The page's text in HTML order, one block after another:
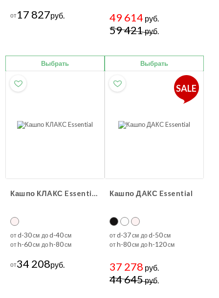
от17 827руб.
Выбрать
49 614 руб.
59 421руб.
Выбрать
Кашпо КЛАКС Essential
отd-30см доd-40см
отh-60см доh-80см
от34 208руб.
SALE
Кашпо ДАКС Essential
отd-37см доd-50см
отh-80см доh-120см
37 278 руб.
44 645руб.